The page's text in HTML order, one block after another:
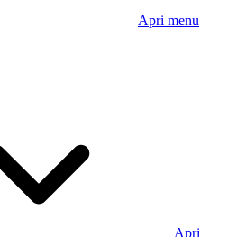
Apri menu
Apri